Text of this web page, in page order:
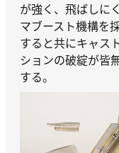
が強く、飛ばしに
マブースト機構を
すると共にキャス
ションの破綻が皆
する。